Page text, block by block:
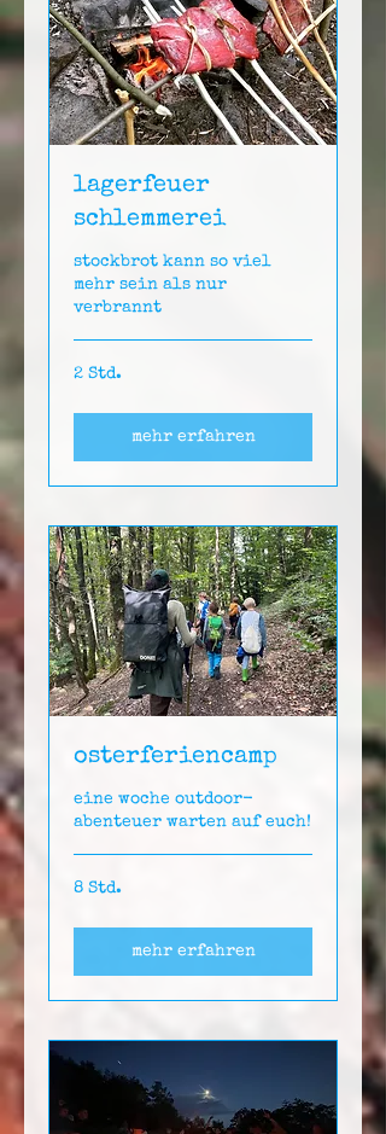
lagerfeuer
schlemmerei
stockbrot kann so viel
mehr sein als nur
verbrannt
2 Std.
mehr erfahren
osterferiencamp
eine woche outdoor-
abenteuer warten auf euch!
8 Std.
mehr erfahren